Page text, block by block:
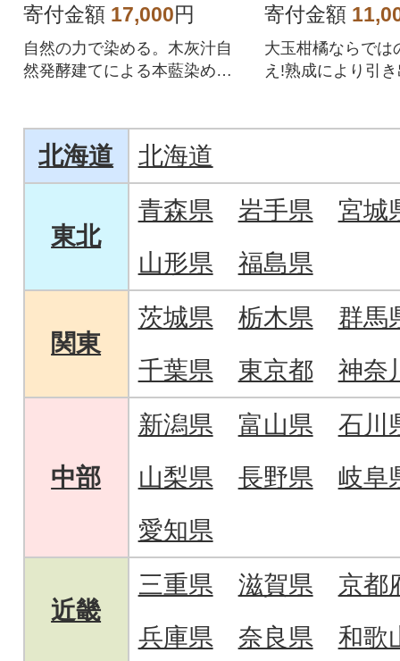
寄付金額 17,000円
自然の力で染める。木灰汁自
然発酵建てによる本藍染めの
寄付金額
大玉柑橘ならでは
え!熟成により引
北海道 北海道
東北
青森県 岩手県
宮城
山形県
福島県
関東
茨城県 栃木県
群馬
千葉県
東京都 神奈
中部
新潟県 富山県
石川
山梨県
長野県
岐阜
愛知県
近畿
三重県 滋賀県
京都
兵庫県
奈良県 和歌